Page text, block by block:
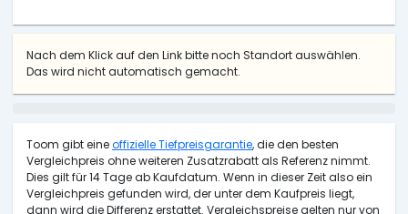
Nach dem Klick auf den Link bitte noch Standort auswählen.
Das wird nicht automatisch gemacht.
Toom gibt eineoffizielle Tiefpreisgarantie, die den besten
Vergleichpreis ohne weiteren Zusatzrabatt als Referenz nimmt.
Dies gilt für 14 Tage ab Kaufdatum. Wenn in dieser Zeit also ein
Vergleichpreis gefunden wird, der unter dem Kaufpreis liegt,
dann wird die Differenz erstattet. Vergleichspreise gelten nur von